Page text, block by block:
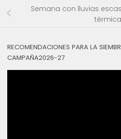
Semana con lluvias
térmica
RECOMENDACIONES PARA LA
CAMPAÑA2026-27